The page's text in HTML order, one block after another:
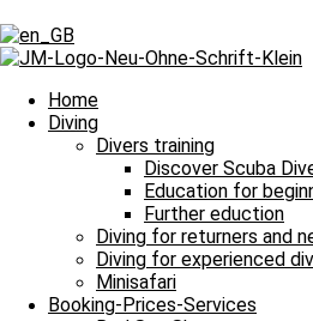
Home
Diving
Divers training
Discover Scuba
Education for
Further eduction
Diving for returners and
Diving for experienced
Minisafari
Booking-Prices-Services
Tag: Aquarium
Tag: Aquarium
Our Daily Dive Trips
Sanftes Gleiten durch ein
Bitte einmal aktualisieren, um den
Read more »